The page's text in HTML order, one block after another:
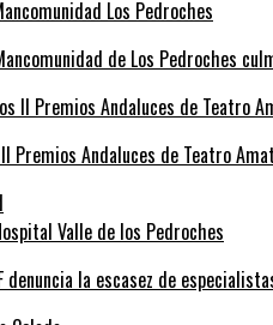
de Los Pedroches
Premios Andaluces de Teatro
denuncia la escasez de